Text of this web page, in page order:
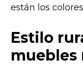
están los
Estilo
muebles